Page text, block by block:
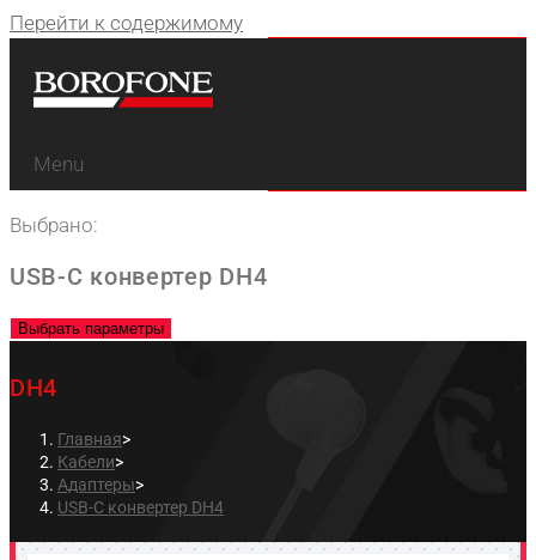
Перейти к содержимому
Menu
Выбрано:
USB-C конвертер DH4
Выбрать параметры
DH4
Главная>
Кабели>
Адаптеры>
USB-C конвертер DH4